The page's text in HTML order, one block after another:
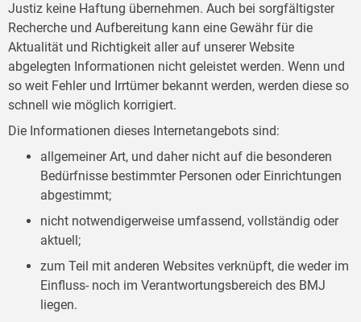
Justiz keine Haftung übernehmen. Auch bei sorgfältigster
Recherche und Aufbereitung kann eine Gewähr für die
Aktualität und Richtigkeit aller auf unserer Website
abgelegten Informationen nicht geleistet werden. Wenn und
so weit Fehler und Irrtümer bekannt werden, werden diese so
schnell wie möglich korrigiert.
Die Informationen dieses Internetangebots sind:
allgemeiner Art, und daher nicht auf die besonderen
Bedürfnisse bestimmter Personen oder Einrichtungen
abgestimmt;
nicht notwendigerweise umfassend, vollständig oder
aktuell;
zum Teil mit anderen Websites verknüpft, die weder im
Einfluss- noch im Verantwortungsbereich des BMJ
liegen.